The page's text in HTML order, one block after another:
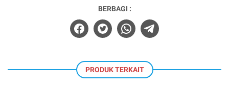
BERBAGI :
PRODUK TERKAIT